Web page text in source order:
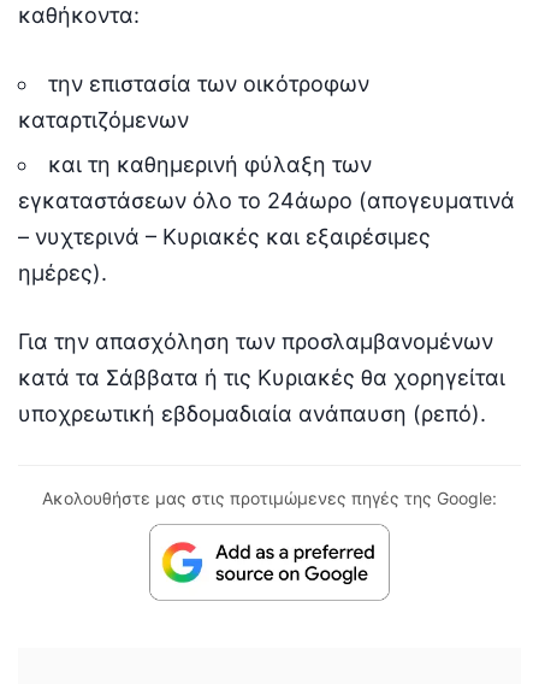
καθήκοντα:
την επιστασία των οικότροφων
καταρτιζόμενων
και τη καθημερινή φύλαξη των
εγκαταστάσεων όλο το 24άωρο (απογευματινά
– νυχτερινά – Κυριακές και εξαιρέσιμες
ημέρες).
Για την απασχόληση των προσλαμβανομένων
κατά τα Σάββατα ή τις Κυριακές θα χορηγείται
υποχρεωτική εβδομαδιαία ανάπαυση (ρεπό).
Ακολουθήστε μας στις προτιμώμενες πηγές της Google: